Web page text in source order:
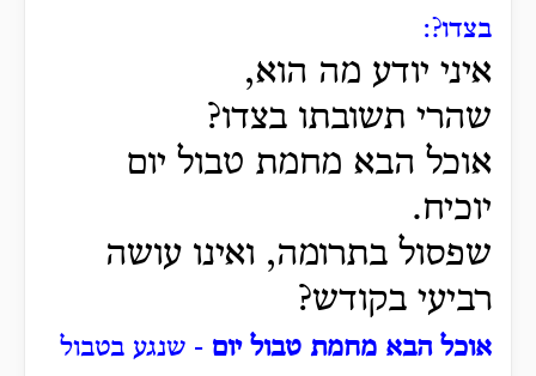
בצדו?:
איני יודע מה הוא,
שהרי תשובתו בצדו?
אוכל הבא מחמת טבול יום
יוכיח.
שפסול בתרומה, ואינו עושה
רביעי בקודש?
אוכל הבא מחמת טבול יום - שנגע בטבול